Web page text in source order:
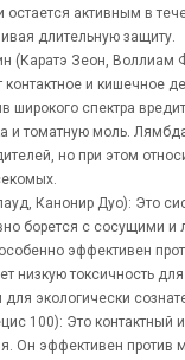
остается активным в
длительную защиту.
(Каратэ Зеон, Воллиам
контактное и кишечное
широкого спектра
и томатную моль.
но при этом
Канонир Дуо): Это
борется с сосущими и
эффективен
низкую токсичность
экологически
100): Это контактный
Он эффективен против